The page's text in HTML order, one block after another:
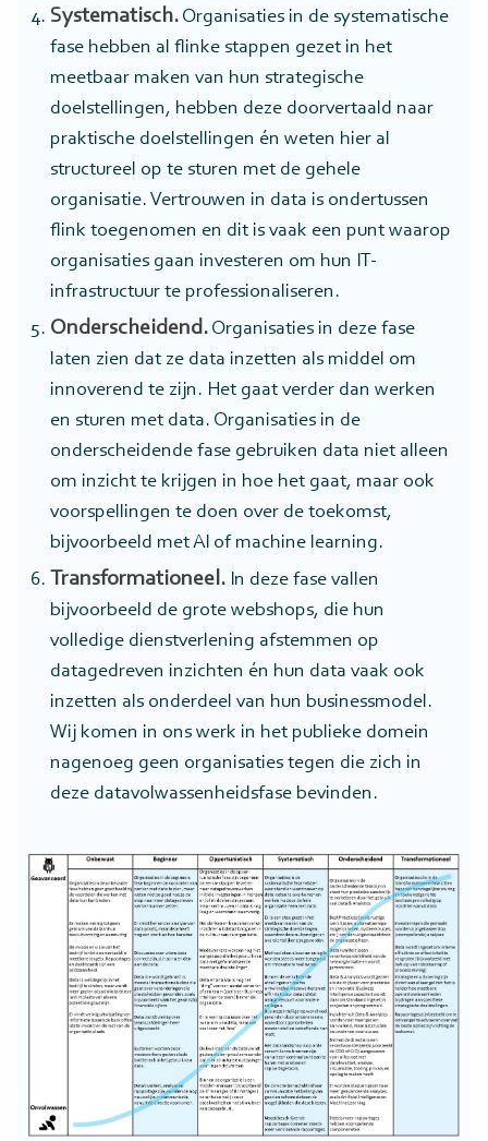
Systematisch.Organisaties in de systematische
fase hebben al flinke stappen gezet in het
meetbaar maken van hun strategische
doelstellingen, hebben deze doorvertaald naar
praktische doelstellingen én weten hier al
structureel op te sturen met de gehele
organisatie. Vertrouwen in data is ondertussen
flink toegenomen en dit is vaak een punt waarop
organisaties gaan investeren om hun IT-
infrastructuur te professionaliseren.
Onderscheidend.Organisaties in deze fase
laten zien dat ze data inzetten als middel om
innoverend te zijn. Het gaat verder dan werken
en sturen met data. Organisaties in de
onderscheidende fase gebruiken data niet alleen
om inzicht te krijgen in hoe het gaat, maar ook
voorspellingen te doen over de toekomst,
bijvoorbeeld met AI of machine learning.
Transformationeel.In deze fase vallen
bijvoorbeeld de grote webshops, die hun
volledige dienstverlening afstemmen op
datagedreven inzichten én hun data vaak ook
inzetten als onderdeel van hun businessmodel.
Wij komen in ons werk in het publieke domein
nagenoeg geen organisaties tegen die zich in
deze datavolwassenheidsfase bevinden.